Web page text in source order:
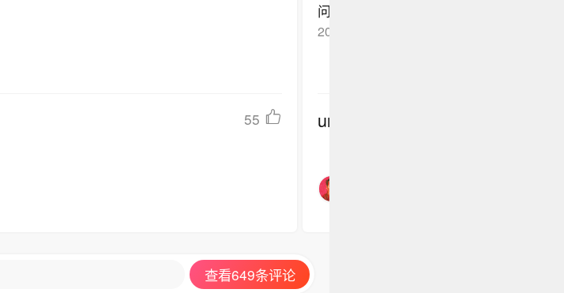
55
问题其实一直有，就看揪不揪了
2021-12-24
undefined
查看649条评论